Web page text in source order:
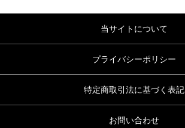
当サイトについて
プライバシーポリシー
特定商取引法に基づく表記
お問い合わせ